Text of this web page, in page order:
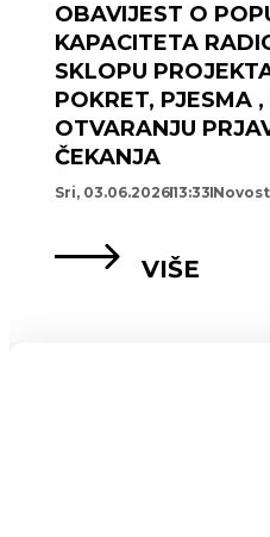
OBAVIJEST O
KAPACITETA
SKLOPU
POKRET, PJESMA
OTVARANJU
ČEKANJA
Sri, 03.06.202613:33
VIŠE